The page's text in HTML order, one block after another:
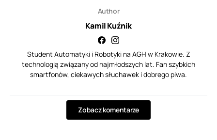
Author
Kamil Kuźnik
Student Automatyki i Robotyki na AGH w Krakowie. Z
technologią związany od najmłodszych lat. Fan szybkich
smartfonów, ciekawych słuchawek i dobrego piwa.
Zobacz komentarze